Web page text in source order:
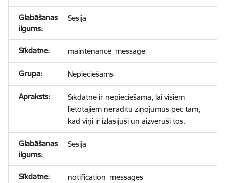
Sesija
maintenance_message
Nepieciešams
Sīkdatne ir nepieciešama, lai visiem
lietotājiem nerādītu ziņojumus pēc tam,
kad viņi ir izlasījuši un aizvēruši tos.
Sesija
notification_messages